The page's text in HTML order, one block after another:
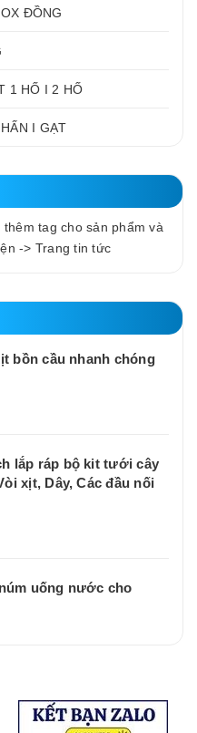
ĐỒNG
1 HỐ I 2 HỐ
I GẠT
tag cho sản phẩm và
-> Trang tin tức
bồn cầu nhanh chóng
lắp ráp bộ kit tưới cây
xịt, Dây, Các đầu nối
uống nước cho